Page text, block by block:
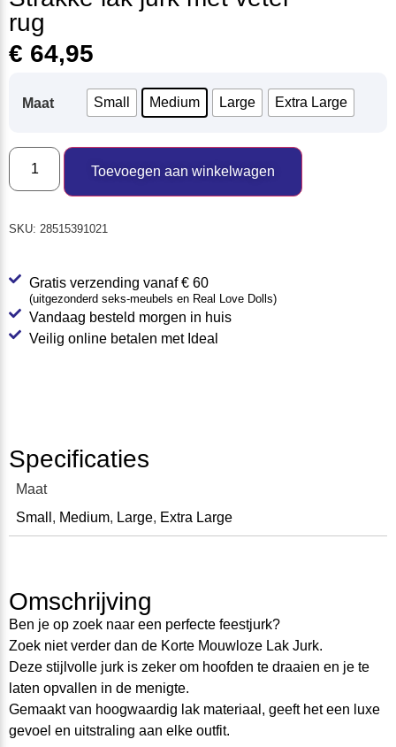
rug
€ 64,95
Maat Small Medium Large Extra Large
Toevoegen aan winkelwagen
SKU: 28515391021
Gratis verzending vanaf € 60
(uitgezonderd seks-meubels en Real Love Dolls)
Vandaag besteld morgen in huis
Veilig online betalen met Ideal
Specificaties
Maat
Small , Medium, Large, Extra Large
Omschrijving
Ben je op zoek naar een perfecte feestjurk?
Zoek niet verder dan de Korte Mouwloze Lak Jurk.
Deze stijlvolle jurk is zeker om hoofden te draaien en je te
laten opvallen in de menigte.
Gemaakt van hoogwaardig lak materiaal, geeft het een luxe
gevoel en uitstraling aan elke outfit.